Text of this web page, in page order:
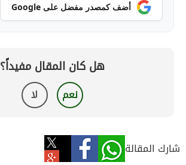
أضف كمصدر مفضل على Google
هل كان المقال مفيداً؟
نعم لا
شارك المقالة